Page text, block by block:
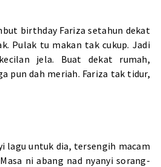
birthday Fariza setahun dekat
Pulak tu makan tak cukup. Jadi
jela. Buat dekat rumah,
pun dah meriah. Fariza tak tidur,
lagu untuk dia, tersengih macam
ni abang nad nyanyi sorang-